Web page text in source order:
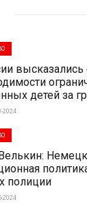
высказались
детей за
2024
полиции
2024